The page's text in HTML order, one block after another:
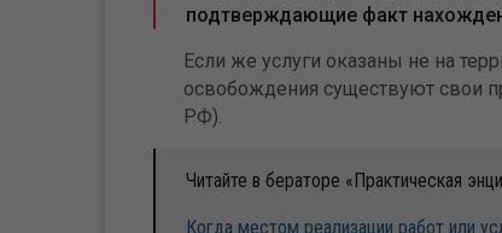
подтверждающие факт
Если же услуги оказаны не на
освобождения существуют свои
РФ).
Читайте в бераторе «Практическая
Когда местом реализации работ или